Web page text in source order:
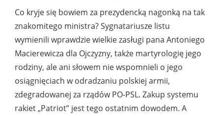
Co kryje się bowiem za prezydencką nagonką na tak
znakomitego ministra? Sygnatariusze listu
wymienili wprawdzie wielkie zasługi pana Antoniego
Macierewicza dla Ojczyzny, także martyrologię jego
rodziny, ale ani słowem nie wspomnieli o jego
osiągnięciach w odradzaniu polskiej armii,
zdegradowanej za rządów PO-PSL. Zakup systemu
rakiet „Patriot” jest tego ostatnim dowodem. A